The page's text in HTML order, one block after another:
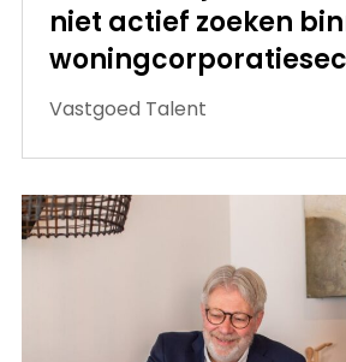
niet actief zoeken
Vastgoed Talent